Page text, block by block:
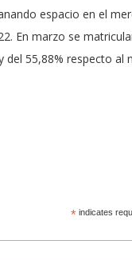
espacio en el
En marzo se
55,88% respecto al
*indicates